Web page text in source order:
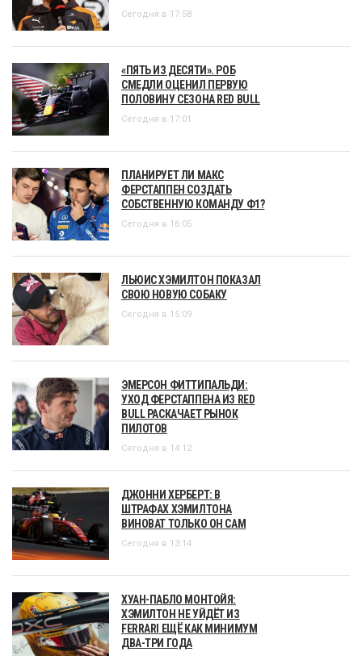
Сегодня в 17:58
«ПЯТЬ ИЗ ДЕСЯТИ». РОБ
СМЕДЛИ ОЦЕНИЛ ПЕРВУЮ
ПОЛОВИНУ СЕЗОНА RED BULL
Сегодня в 17:01
ПЛАНИРУЕТ ЛИ МАКС
ФЕРСТАППЕН СОЗДАТЬ
СОБСТВЕННУЮ КОМАНДУ Ф1?
Сегодня в 16:05
ЛЬЮИС ХЭМИЛТОН ПОКАЗАЛ
СВОЮ НОВУЮ СОБАКУ
Сегодня в 15:09
ЭМЕРСОН ФИТТИПАЛЬДИ:
УХОД ФЕРСТАППЕНА ИЗ RED
BULL РАСКАЧАЕТ РЫНОК
ПИЛОТОВ
Сегодня в 14:12
ДЖОННИ ХЕРБЕРТ: В
ШТРАФАХ ХЭМИЛТОНА
ВИНОВАТ ТОЛЬКО ОН САМ
Сегодня в 13:14
ХУАН-ПАБЛО МОНТОЙЯ:
ХЭМИЛТОН НЕ УЙДЁТ ИЗ
FERRARI ЕЩЁ КАК МИНИМУМ
ДВА-ТРИ ГОДА